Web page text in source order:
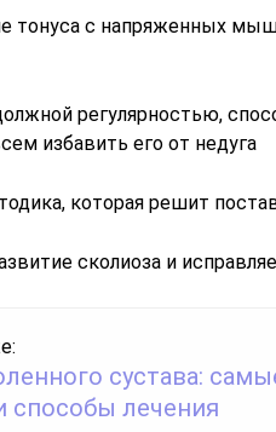
тонуса с напряженных
регулярностью,
избавить его от недуга
которая решит
сколиоза и
сустава:
способы лечения